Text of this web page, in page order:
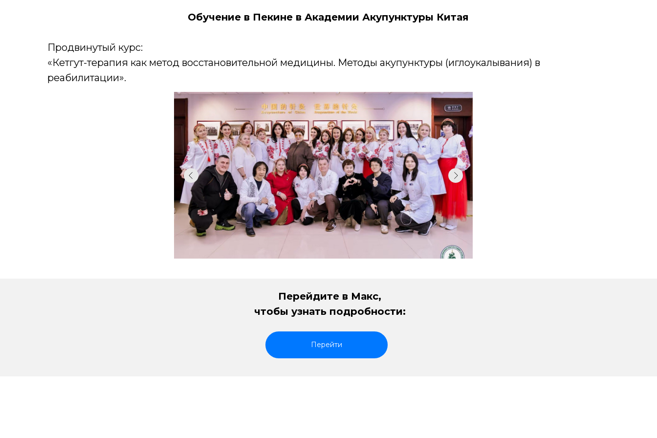
Обучение в Пекине в Академии Акупунктуры Китая
Продвинутый курс:
«Кетгут-терапия как метод восстановительной медицины. Методы акупунктуры (иглоукалывания) в
реабилитации».
Перейти
Перейдите в Макс,
чтобы узнать подробности: